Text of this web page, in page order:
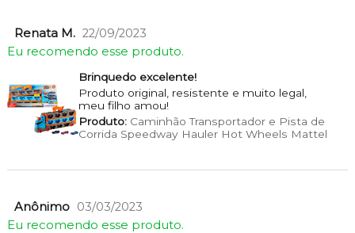
Renata M. 22/09/2023
Eu recomendo esse produto.
Brinquedo excelente!
Produto original, resistente e muito legal,
meu filho amou!
Produto:Caminhão Transportador e Pista de
Corrida Speedway Hauler Hot Wheels Mattel
Anônimo 03/03/2023
Eu recomendo esse produto.